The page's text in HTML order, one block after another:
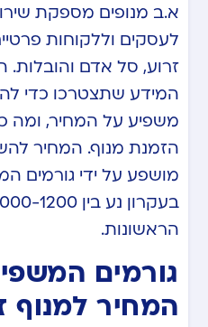
א.ב מנופים מספקת
לעסקים וללקוחות
זרוע, סל אדם והובלות.
המידע שתצטרכו כדי
משפיע על המחיר, ומה
הזמנת מנוף. המחיר
מושפע על ידי גורמים
הראשונות.
גורמים
המחיר למנוף